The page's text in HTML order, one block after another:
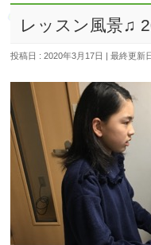
レッスン風景♫
投稿日 : 2020年3月17日 最終更新